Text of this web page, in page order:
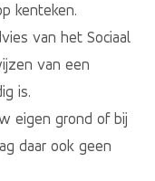
kenteken.
van het Sociaal
van een
is.
eigen grond of bij
daar ook geen